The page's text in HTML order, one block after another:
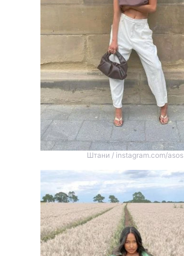
Штани / instagram.com/asos